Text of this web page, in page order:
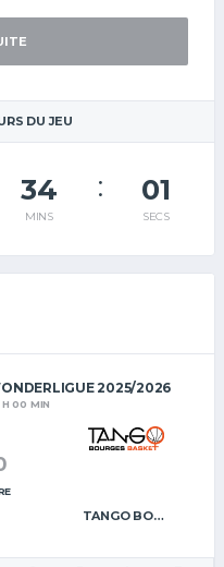
DU JEU
34
MINS
00
SECS
2025/2026
00 MIN
TANGO BOURGES BASKET